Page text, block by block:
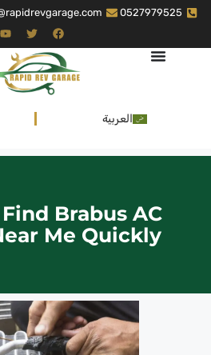
0527979525
العربية
Brabus AC
Me Quickly?